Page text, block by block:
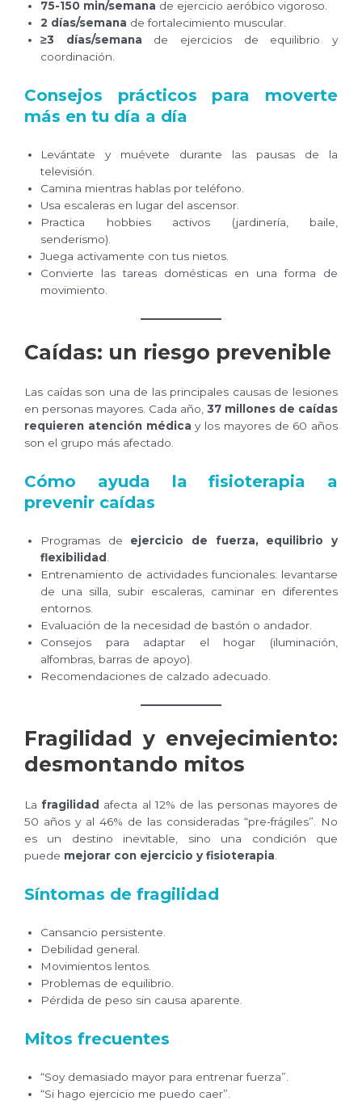
75-150 min/semana de ejercicio aeróbico vigoroso.
2 días/semana de fortalecimiento muscular.
≥3 días/semana de ejercicios de equilibrio y
coordinación.
Consejos prácticos para moverte
más en tu día a día
Levántate y muévete durante las pausas de la
televisión.
Camina mientras hablas por teléfono.
Usa escaleras en lugar del ascensor.
Practica hobbies activos (jardinería, baile,
senderismo).
Juega activamente con tus nietos.
Convierte las tareas domésticas en una forma de
movimiento.
Caídas: un riesgo prevenible
Las caídas son una de las principales causas de lesiones
en personas mayores. Cada año, 37 millones de caídas
requieren atención médica y los mayores de 60 años
son el grupo más afectado.
Cómo ayuda la fisioterapia a
prevenir caídas
Programas de ejercicio de fuerza, equilibrio y
flexibilidad .
Entrenamiento de actividades funcionales: levantarse
de una silla, subir escaleras, caminar en diferentes
entornos.
Evaluación de la necesidad de bastón o andador.
Consejos para adaptar el hogar (iluminación,
alfombras, barras de apoyo).
Recomendaciones de calzado adecuado.
Fragilidad y envejecimiento:
desmontando mitos
Lafragilidad afecta al 12% de las personas mayores de
50 años y al 46% de las consideradas “pre-frágiles”. No
es un destino inevitable, sino una condición que
puede mejorar con ejercicio y fisioterapia
Síntomas de fragilidad
Cansancio persistente.
Debilidad general.
Movimientos lentos.
Problemas de equilibrio.
Pérdida de peso sin causa aparente.
Mitos frecuentes
“Soy demasiado mayor para entrenar fuerza”.
“Si hago ejercicio me puedo caer”.